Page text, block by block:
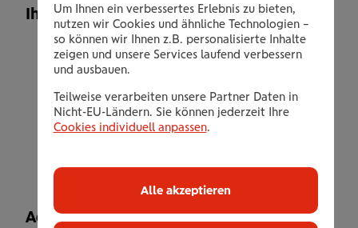
Ihr Leistungsangebot
10 Einheiten Pilates 10erReformer
Eine Einzelstunde
Trainingsangebot für AnfängerInnen und
Fortgeschrittene
Kleingruppen mit individueller Betreuung
Adresse
Um Ihnen ein verbessertes Erlebnis zu bieten,
nutzen wir Cookies und ähnliche Technologien –
so können wir Ihnen z.B. personalisierte Inhalte
zeigen und unsere Services laufend verbessern
und ausbauen.
Teilweise verarbeiten unsere Partner Daten in
Nicht-EU-Ländern. Sie können jederzeit Ihre
Cookies individuell anpassen.
Alle akzeptieren